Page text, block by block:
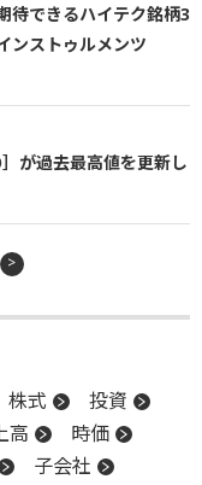
待できるハイテク銘柄3
ンストゥルメンツ
が過去最高値を更新し
株式
投資
高
時価
子会社